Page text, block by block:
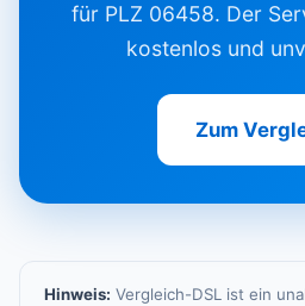
für PLZ 06458. Der
kostenlos und
Zum
Hinweis: Vergleich-DSL ist ein